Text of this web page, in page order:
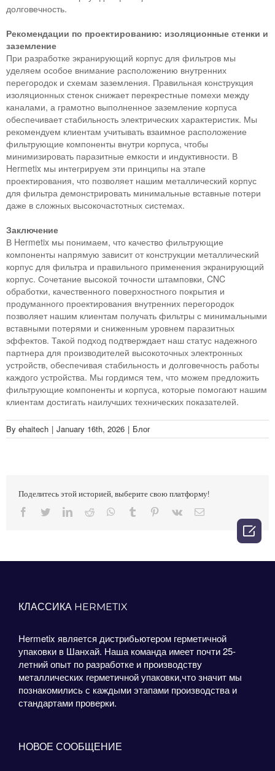
долговечность.
Рекомендации по проектированию: изоляционные стенки и
заземление
При разработке экранирующий корпус для фильтров мы
уделяем особое внимание расположению внутренних
перегородок и схемам заземления. Правильная конструкция
изоляционных стенок снижает перекрестные помехи между
каналами, а грамотно выполненное заземление корпуса
обеспечивает стабильность электрических характеристик. Мы
рекомендуем клиентам учитывать взаимное расположение
фильтрующие компоненты внутри корпуса, чтобы
минимизировать паразитные емкости и индуктивности. В
Hermetix мы интегрируем эти принципы на этапе
проектирования, что позволяет нашим металлический корпус
для фильтра демонстрировать минимальные вставные потери
даже в сложных высокочастотных системах.
Заключение
В Hermetix мы понимаем, что качество фильтрующие
компоненты напрямую зависит от конструкции металлический
корпус для фильтра и правильного применения экранирующий
корпус. Сочетание высокой точности штамповки, CNC
обработки, качественного поверхностного покрытия и
продуманного проектирования внутренних перегородок
позволяет нашим клиентам получать фильтры с минимальными
вставными потерями и сниженным уровнем паразитных
эффектов. Такой подход подтверждает наш статус надежного
партнера для производителей высокоточных электронных
устройств, обеспечивая стабильность и долговечность работы
каждого устройства. Мы гордимся тем, что можем предложить
фильтрующие компоненты и корпуса, которые помогают нашим
клиентам достигать наилучших технических показателей.
By ehaitech | January 16th, 2026 | Блог
Поделитесь этой историей, выберите свою платформу!
Facebook
TwitterLinkedIn
Reddit Whatsapp
Tumblr Pinterest
Vk Email
КЛАССИКА HERMETIX
Hermetix является дистрибьютером герметичной
упаковки в Шанхай. Наша команда имеет почти 25-
летний опыт по разработке и производству
металлических герметичной упаковки,что значит мы
познакомились с каждыми этапами производства и
стандартами проверки.
НОВОЕ СООБЩЕНИЕ
